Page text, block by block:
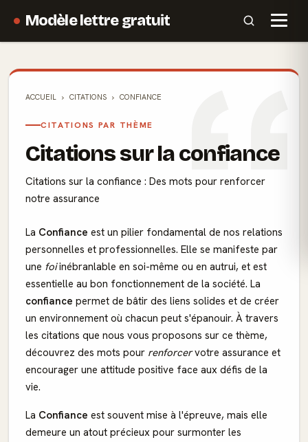
Modèle lettre gratuit
ACCUEIL CITATIONS CONFIANCE
CITATIONS PAR THÈME
Citations sur la confiance
Citations sur la confiance : Des mots pour renforcer
notre assurance
La Confiance est un pilier fondamental de nos relations
personnelles et professionnelles. Elle se manifeste par
une foiinébranlable en soi-même ou en autrui, et est
essentielle au bon fonctionnement de la société. La
confiance permet de bâtir des liens solides et de créer
un environnement où chacun peut s'épanouir. À travers
les citations que nous vous proposons sur ce thème,
découvrez des mots pour renforcervotre assurance et
encourager une attitude positive face aux défis de la
vie.
La Confiance est souvent mise à l'épreuve, mais elle
demeure un atout précieux pour surmonter les